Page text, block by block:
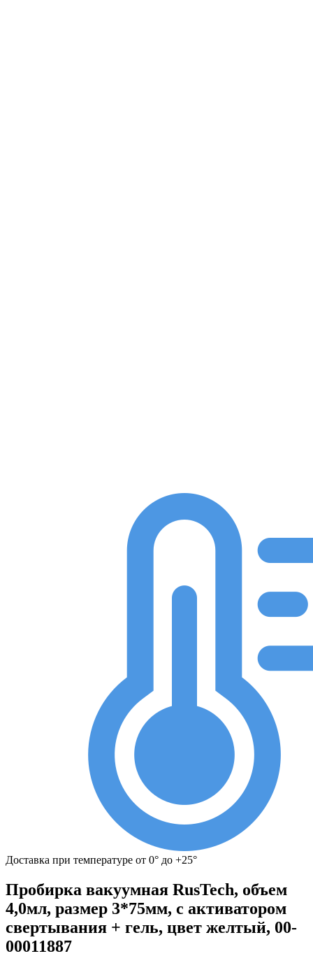
Доставка при температуре от 0° до +25°
Пробирка вакуумная RusTech, объем
4,0мл, размер 3*75мм, с активатором
свертывания + гель, цвет желтый, 00-
00011887